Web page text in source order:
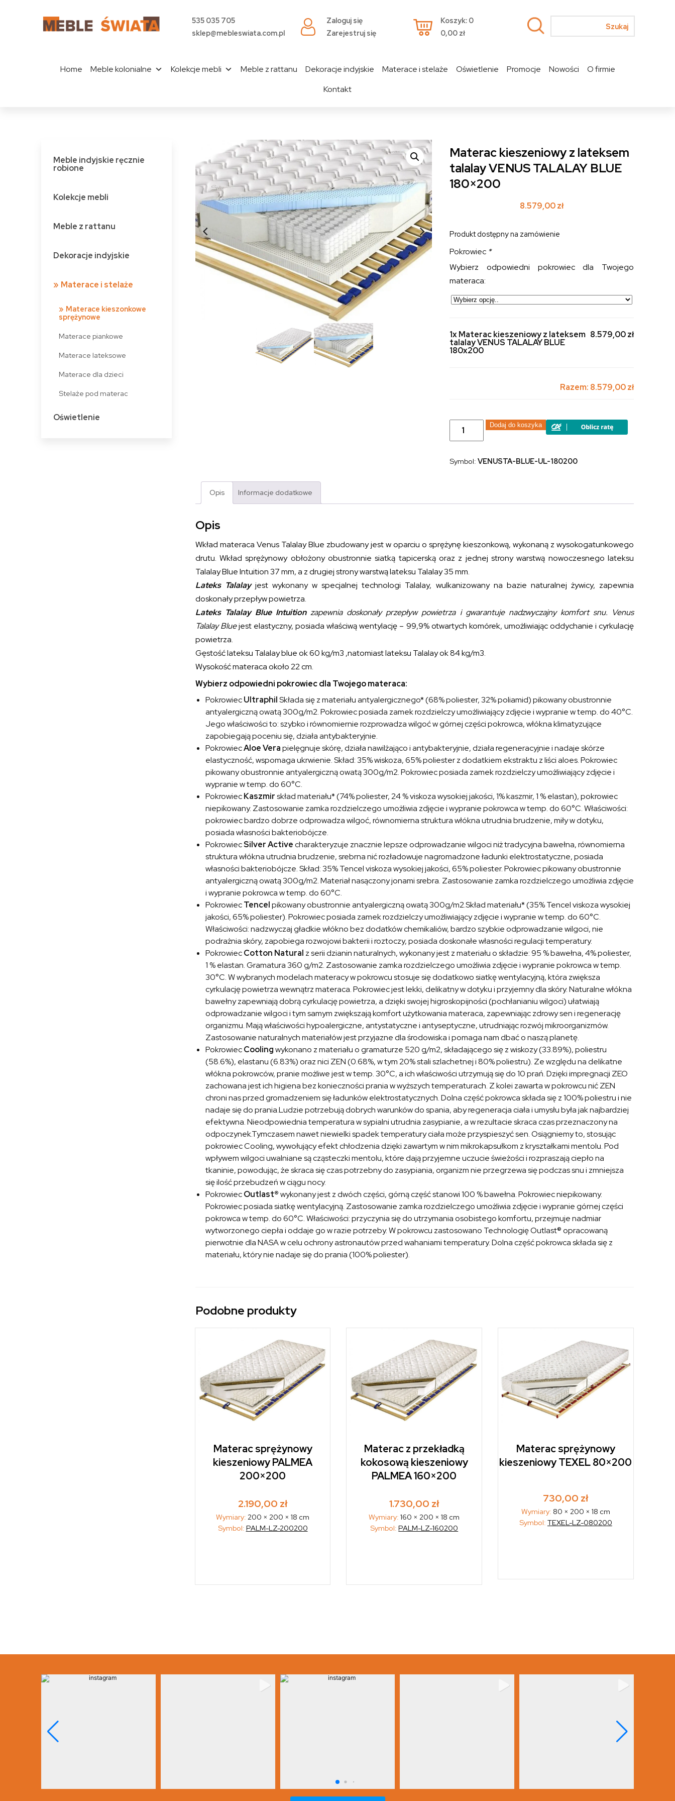
535 035 705
sklep@mebleswiata.com.pl
Zaloguj się
Zarejestruj się
Koszyk: 0
0,00 zł
Home Meble kolonialne Kolekcje mebli Meble z rattanu Dekoracje indyjskie Materace i stelaże Oświetlenie Promocje Nowości
O firmie
Kontakt
Meble indyjskie ręcznie
robione
Kolekcje mebli
Meble z rattanu
Dekoracje indyjskie
Materace i stelaże
Materace kieszonkowe
sprężynowe
Materace piankowe
Materace lateksowe
Materace dla dzieci
Stelaże pod materac
Oświetlenie
Materac kieszeniowy z lateksem
talalay VENUS TALALAY BLUE
180×200
8.579,00zł
Produkt dostępny na zamówienie
Pokrowiec *
Wybierz odpowiedni pokrowiec dla Twojego
materaca:
1x Materac kieszeniowy z lateksem
talalay VENUS TALALAY BLUE
180x200
8.579,00 zł
Razem: 8.579,00 zł
ilość
Materac
kieszeniowy
talalay
Dodaj do koszyka
Symbol:VENUSTA-BLUE-UL-180200
Opis Informacje dodatkowe
Opis
Wkład materaca Venus Talalay Blue zbudowany jest w oparciu o sprężynę kieszonkową, wykonaną z wysokogatunkowego
drutu. Wkład sprężynowy obłożony obustronnie siatką tapicerską oraz z jednej strony warstwą nowoczesnego lateksu
Talalay Blue Intuition 37 mm, a z drugiej strony warstwą lateksu Talalay 35 mm.
Lateks Talalayjest wykonany w specjalnej technologi Talalay, wulkanizowany na bazie naturalnej żywicy, zapewnia
doskonały przepływ powietrza.
Lateks Talalay Blue Intuitionzapewnia doskonały przepływ powietrza i gwarantuje nadzwyczajny komfort snu. Venus
Talalay Bluejest elastyczny, posiada właściwą wentylację – 99,9% otwartych komórek, umożliwiając oddychanie i cyrkulację
powietrza.
Gęstość lateksu Talalay blue ok 60 kg/m3 ,natomiast lateksu Talalay ok 84 kg/m3.
Wysokość materaca około 22 cm.
Wybierz odpowiedni pokrowiec dla Twojego materaca:
PokrowiecUltraphilSkłada się z materiału antyalergicznego* (68% poliester, 32% poliamid) pikowany obustronnie
antyalergiczną owatą 300g/m2. Pokrowiec posiada zamek rozdzielczy umożliwiający zdjęcie i wypranie w temp. do 40°C.
Jego właściwości to: szybko i równomiernie rozprowadza wilgoć w górnej części pokrowca, włókna klimatyzujące
zapobiegają poceniu się, działa antybakteryjnie.
PokrowiecAloe Verapielęgnuje skórę, działa nawilżająco i antybakteryjnie, działa regeneracyjnie i nadaje skórze
elastyczność, wspomaga ukrwienie. Skład: 35% wiskoza, 65% poliester z dodatkiem ekstraktu z liści aloes. Pokrowiec
pikowany obustronnie antyalergiczną owatą 300g/m2. Pokrowiec posiada zamek rozdzielczy umożliwiający zdjęcie i
wypranie w temp. do 60°C.
PokrowiecKaszmirskład materiału* (74% poliester, 24 % viskoza wysokiej jakości, 1% kaszmir, 1 % elastan), pokrowiec
niepikowany. Zastosowanie zamka rozdzielczego umożliwia zdjęcie i wypranie pokrowca w temp. do 60°C. Właściwości:
pokrowiec bardzo dobrze odprowadza wilgoć, równomierna struktura włókna utrudnia brudzenie, miły w dotyku,
posiada własności bakteriobójcze.
PokrowiecSilver Activecharakteryzuje znacznie lepsze odprowadzanie wilgoci niż tradycyjna bawełna, równomierna
struktura włókna utrudnia brudzenie, srebrna nić rozładowuje nagromadzone ładunki elektrostatyczne, posiada
własności bakteriobójcze. Skład: 35% Tencel viskoza wysokiej jakości, 65% poliester. Pokrowiec pikowany obustronnie
antyalergiczną owatą 300g/m2. Materiał nasączony jonami srebra. Zastosowanie zamka rozdzielczego umożliwia zdjęcie
i wypranie pokrowca w temp. do 60°C.
PokrowiecTencelpikowany obustronnie antyalergiczną owatą 300g/m2.Skład materiału* (35% Tencel viskoza wysokiej
jakości, 65% poliester). Pokrowiec posiada zamek rozdzielczy umożliwiający zdjęcie i wypranie w temp. do 60°C.
Właściwości: nadzwyczaj gładkie włókno bez dodatków chemikaliów, bardzo szybkie odprowadzanie wilgoci, nie
podrażnia skóry, zapobiega rozwojowi bakterii i roztoczy, posiada doskonałe własności regulacji temperatury.
PokrowiecCotton Natural z serii dzianin naturalnych, wykonany jest z materiału o składzie: 95 % bawełna, 4% poliester,
1 % elastan. Gramatura 360 g/m2. Zastosowanie zamka rozdzielczego umożliwia zdjęcie i wypranie pokrowca w temp.
30°C. W wybranych modelach materacy w pokrowcu stosuje się dodatkowo siatkę wentylacyjną, która zwiększa
cyrkulację powietrza wewnątrz materaca. Pokrowiec jest lekki, delikatny w dotyku i przyjemny dla skóry. Naturalne włókna
bawełny zapewniają dobrą cyrkulację powietrza, a dzięki swojej higroskopijności (pochłanianiu wilgoci) ułatwiają
odprowadzanie wilgoci i tym samym zwiększają komfort użytkowania materaca, zapewniając zdrowy sen i regenerację
organizmu. Mają właściwości hypoalergiczne, antystatyczne i antyseptyczne, utrudniając rozwój mikroorganizmów.
Zastosowanie naturalnych materiałów jest przyjazne dla środowiska i pomaga nam dbać o naszą planetę.
PokrowiecCoolingwykonano z materiału o gramaturze 520 g/m2, składającego się z wiskozy (33.89%), poliestru
(58.6%), elastanu (6.83%) oraz nici ZEN (0.68%, w tym 20% stali szlachetnej i 80% poliestru). Ze względu na delikatne
włókna pokrowców, pranie możliwe jest w temp. 30°C, a ich właściwości utrzymują się do 10 prań. Dzięki impregnacji ZEO
zachowana jest ich higiena bez konieczności prania w wyższych temperaturach. Z kolei zawarta w pokrowcu nić ZEN
chroni nas przed gromadzeniem się ładunków elektrostatycznych. Dolna część pokrowca składa się z 100% poliestru i nie
nadaje się do prania.Ludzie potrzebują dobrych warunków do spania, aby regeneracja ciała i umysłu była jak najbardziej
efektywna. Nieodpowiednia temperatura w sypialni utrudnia zasypianie, a w rezultacie skraca czas przeznaczony na
odpoczynek.Tymczasem nawet niewielki spadek temperatury ciała może przyspieszyć sen. Osiągniemy to, stosując
pokrowiec Cooling, wywołujący efekt chłodzenia dzięki zawartym w nim mikrokapsułkom z kryształkami mentolu. Pod
wpływem wilgoci uwalniane są cząsteczki mentolu, które dają przyjemne uczucie świeżości i rozpraszają ciepło na
tkaninie, powodując, że skraca się czas potrzebny do zasypiania, organizm nie przegrzewa się podczas snu i zmniejsza
się ilość przebudzeń w ciągu nocy.
PokrowiecOutlast®wykonany jest z dwóch części, górną część stanowi 100 % bawełna. Pokrowiec niepikowany.
Pokrowiec posiada siatkę wentylacyjną. Zastosowanie zamka rozdzielczego umożliwia zdjęcie i wypranie górnej części
pokrowca w temp. do 60°C. Właściwości: przyczynia się do utrzymania osobistego komfortu, przejmuje nadmiar
wytworzonego ciepła i oddaje go w razie potrzeby. W pokrowcu zastosowano Technologię Outlast® opracowaną
pierwotnie dla NASA w celu ochrony astronautów przed wahaniami temperatury. Dolna część pokrowca składa się z
materiału, który nie nadaje się do prania (100% poliester).
Podobne produkty
Materac sprężynowy
kieszeniowy PALMEA
200×200
2.190,00 zł
Wymiary: 200 × 200 × 18 cm
Symbol: PALM-LZ-200200
Materac z przekładką
kokosową kieszeniowy
PALMEA 160×200
1.730,00 zł
Wymiary:160 × 200 × 18 cm
Symbol:PALM-LZ-160200
Materac sprężynowy
kieszeniowy TEXEL 80×200
730,00 zł
Wymiary: 80 × 200 × 18 cm
Symbol: TEXEL-LZ-080200